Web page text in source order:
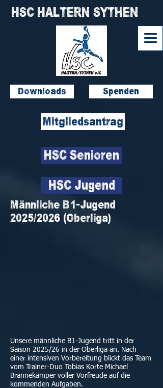
Downloads
Mitgliedsantrag
HSC Senioren
HSC Jugend
HSC HALTERN SYTHEN
Spenden
Männliche B1-Jugend
2025/2026 (Oberliga)
Unsere männliche B1-Jugend tritt in der
Saison 2025/26 in der Oberliga an. Nach
einer intensiven Vorbereitung blickt das Team
vom Trainer-Duo Tobias Korte Michael
Brannekämper voller Vorfreude auf die
kommenden Aufgaben.